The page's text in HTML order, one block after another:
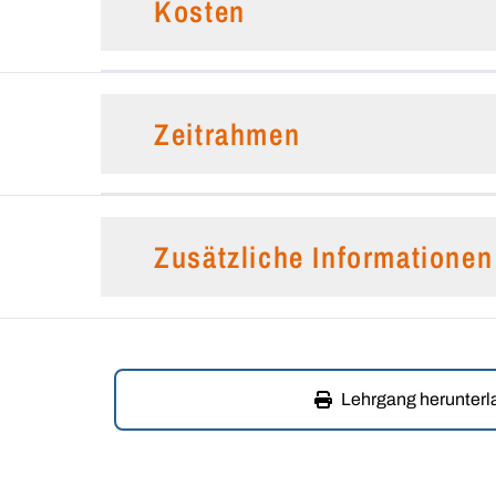
Kosten
Zeitrahmen
Zusätzliche Informationen
Lehrgang